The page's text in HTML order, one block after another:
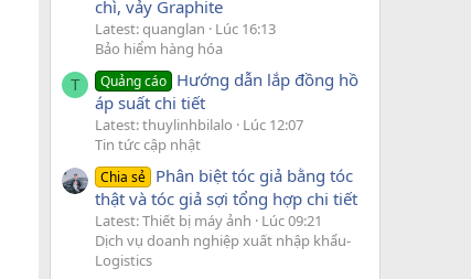
chì, vảy Graphite
Latest: quanglan
Lúc 16:13
Bảo hiểm hàng hóa
T Quảng cáo Hướng dẫn lắp đồng hồ
áp suất chi tiết
Latest: thuylinhbilalo
Lúc 12:07
Tin tức cập nhật
Chia sẻ Phân biệt tóc giả bằng tóc
thật và tóc giả sợi tổng hợp chi tiết
Latest: Thiết bị máy ảnh
Lúc 09:21
Dịch vụ doanh nghiệp xuất nhập khẩu-
Logistics